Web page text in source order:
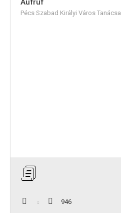
Aufruf
Pécs Szabad Királyi Város Tanácsa
946